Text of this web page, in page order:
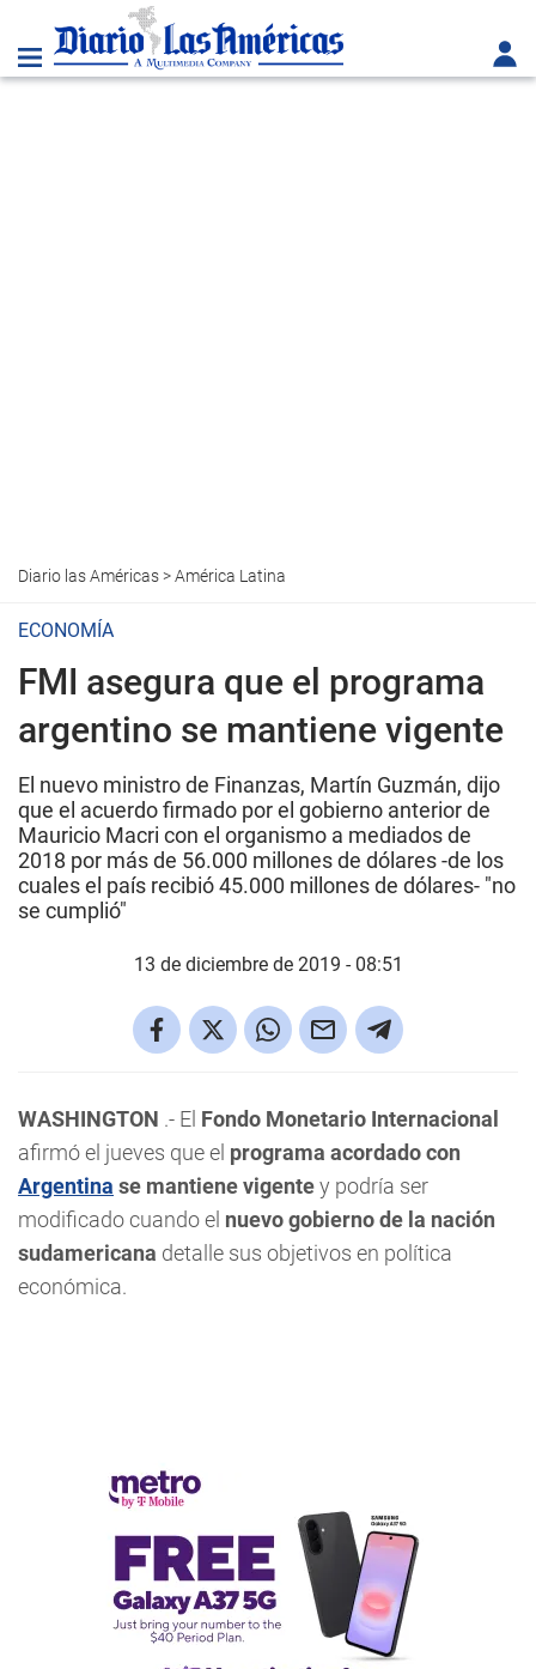
Diario las Américas>América Latina
ECONOMÍA
FMI asegura que el programa
argentino se mantiene vigente
El nuevo ministro de Finanzas, Martín Guzmán, dijo
que el acuerdo firmado por el gobierno anterior de
Mauricio Macri con el organismo a mediados de
2018 por más de 56.000 millones de dólares -de los
cuales el país recibió 45.000 millones de dólares- "no
se cumplió"
13 de diciembre de 2019 - 08:51
WASHINGTON .- El Fondo Monetario Internacional
afirmó el jueves que el programa acordado con
Argentina se mantiene vigentey podría ser
modificado cuando el nuevo gobierno de la nación
sudamericana detalle sus objetivos en política
económica.